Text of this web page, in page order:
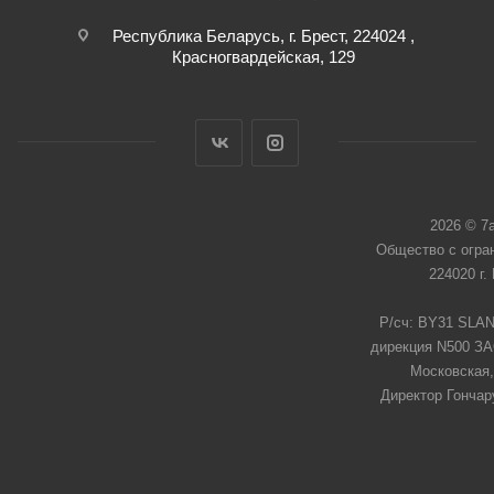
Республика Беларусь, г. Брест, 224024 ,
Красногвардейская, 129
2026 ©
Общество с
224020
Р/сч: BY31
дирекция N500
Директор